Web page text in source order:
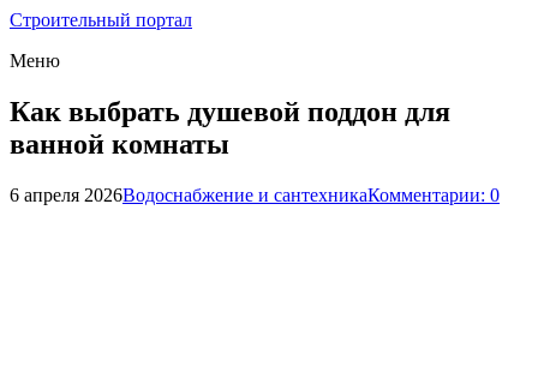
Строительный портал
Меню
Как выбрать душевой поддон для
ванной комнаты
6 апреля 2026Водоснабжение и сантехникаКомментарии: 0